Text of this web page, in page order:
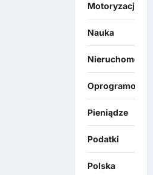
Motoryzacja
Nauka
Nieruchomości
Pieniądze
Podatki
Polska